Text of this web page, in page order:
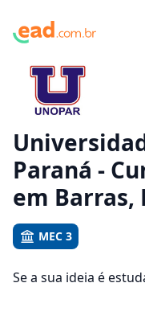
Vamos te guiar no
Paraná -
em Barras,
MEC 3
Se a sua ideia é